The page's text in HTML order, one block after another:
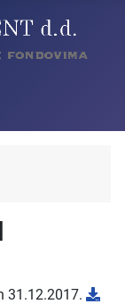
31.12.2017.